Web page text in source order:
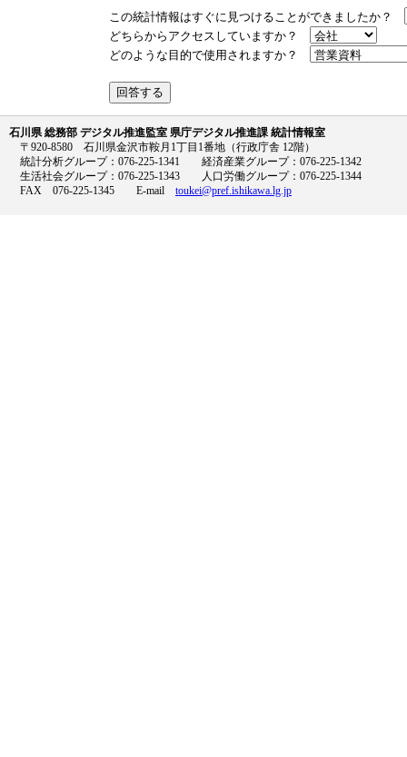
この統計情報はすぐに見つけることができましたか？
どちらからアクセスしていますか？
どのような目的で使用されますか？
石川県 総務部 デジタル推進監室 県庁デジタル推進課 統計情報室
〒920-8580 石川県金沢市鞍月1丁目1番地（行政庁舎 12階）
統計分析グループ：076-225-1341 経済産業グループ：076-225-1342
生活社会グループ：076-225-1343 人口労働グループ：076-225-1344
FAX 076-225-1345 E-mail toukei@pref.ishikawa.lg.jp